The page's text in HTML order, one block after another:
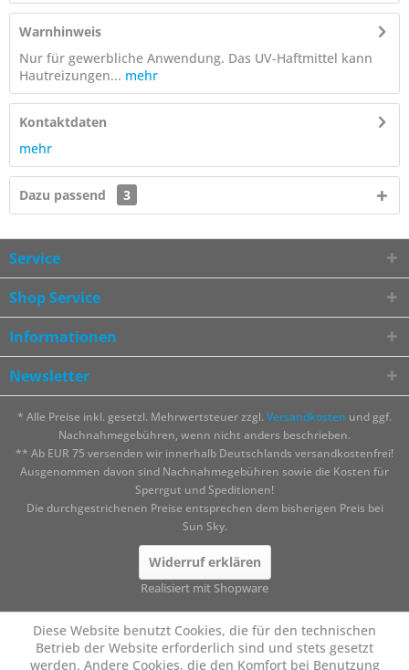
Warnhinweis
Nur für gewerbliche Anwendung. Das UV-Haftmittel kann
Hautreizungen... mehr
Kontaktdaten
mehr
Dazu passend 3
Service
Shop Service
Informationen
Newsletter
* Alle Preise inkl. gesetzl. Mehrwertsteuer zzgl. Versandkosten und ggf.
Nachnahmegebühren, wenn nicht anders beschrieben.
** Ab EUR 75 versenden wir innerhalb Deutschlands versandkostenfrei!
Ausgenommen davon sind Nachnahmegebühren sowie die Kosten für
Sperrgut und Speditionen!
Die durchgestrichenen Preise entsprechen dem bisherigen Preis bei
Sun Sky.
Widerruf erklären
Realisiert mit Shopware
Diese Website benutzt Cookies, die für den technischen
Betrieb der Website erforderlich sind und stets gesetzt
werden. Andere Cookies, die den Komfort bei Benutzung